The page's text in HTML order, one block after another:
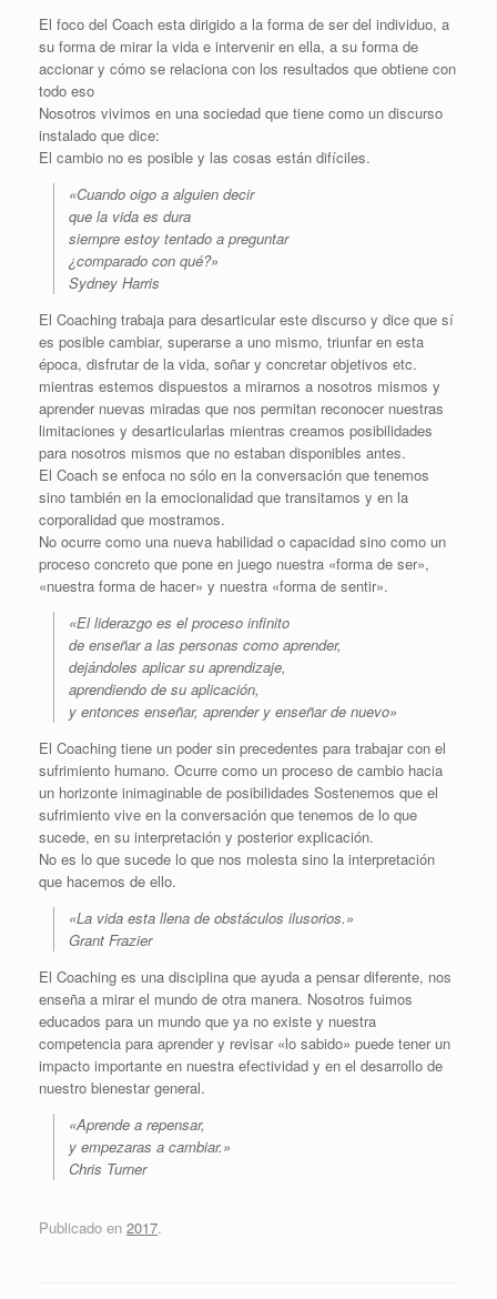
El foco del Coach esta dirigido a la forma de ser del individuo, a
su forma de mirar la vida e intervenir en ella, a su forma de
accionar y cómo se relaciona con los resultados que obtiene con
todo eso
Nosotros vivimos en una sociedad que tiene como un discurso
instalado que dice:
El cambio no es posible y las cosas están difíciles.
«Cuando oigo a alguien decir
que la vida es dura
siempre estoy tentado a preguntar
¿comparado con qué?»
Sydney Harris
El Coaching trabaja para desarticular este discurso y dice que sí
es posible cambiar, superarse a uno mismo, triunfar en esta
época, disfrutar de la vida, soñar y concretar objetivos etc.
mientras estemos dispuestos a mirarnos a nosotros mismos y
aprender nuevas miradas que nos permitan reconocer nuestras
limitaciones y desarticularlas mientras creamos posibilidades
para nosotros mismos que no estaban disponibles antes.
El Coach se enfoca no sólo en la conversación que tenemos
sino también en la emocionalidad que transitamos y en la
corporalidad que mostramos.
No ocurre como una nueva habilidad o capacidad sino como un
proceso concreto que pone en juego nuestra «forma de ser»,
«nuestra forma de hacer» y nuestra «forma de sentir».
«El liderazgo es el proceso infinito
de enseñar a las personas como aprender,
dejándoles aplicar su aprendizaje,
aprendiendo de su aplicación,
y entonces enseñar, aprender y enseñar de nuevo»
El Coaching tiene un poder sin precedentes para trabajar con el
sufrimiento humano. Ocurre como un proceso de cambio hacia
un horizonte inimaginable de posibilidades Sostenemos que el
sufrimiento vive en la conversación que tenemos de lo que
sucede, en su interpretación y posterior explicación.
No es lo que sucede lo que nos molesta sino la interpretación
que hacemos de ello.
«La vida esta llena de obstáculos ilusorios.»
Grant Frazier
El Coaching es una disciplina que ayuda a pensar diferente, nos
enseña a mirar el mundo de otra manera. Nosotros fuimos
educados para un mundo que ya no existe y nuestra
competencia para aprender y revisar «lo sabido» puede tener un
impacto importante en nuestra efectividad y en el desarrollo de
nuestro bienestar general.
«Aprende a repensar,
y empezaras a cambiar.»
Chris Turner
Publicado en 2017.